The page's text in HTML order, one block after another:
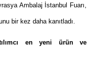
Ambalaj İstanbul Fuarı,
bir kez daha kanıtladı.
en yeni ürün ve